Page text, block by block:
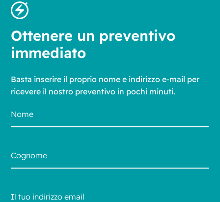
Ottenere un preventivo
immediato
Basta inserire il proprio nome e indirizzo e-mail per
ricevere il nostro preventivo in pochi minuti.